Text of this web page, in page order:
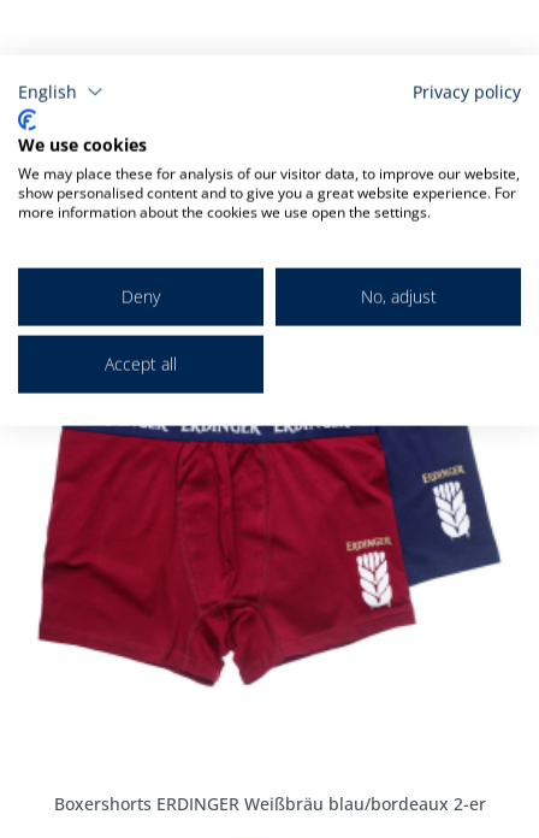
Verwandt
Boxershorts ERDINGER Weißbräu blau/bordeaux 2-er
English Privacy policy
We use cookies
We may place these for analysis of our visitor data, to improve our website,
show personalised content and to give you a great website experience. For
more information about the cookies we use open the settings.
Deny No, adjust
Accept all